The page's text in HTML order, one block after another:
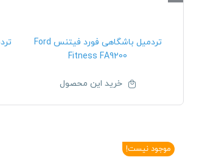
تردمیل باشگاهی فورد فیتنس Ford
Fitness FA9200
خرید این محصول
موجود نیست!